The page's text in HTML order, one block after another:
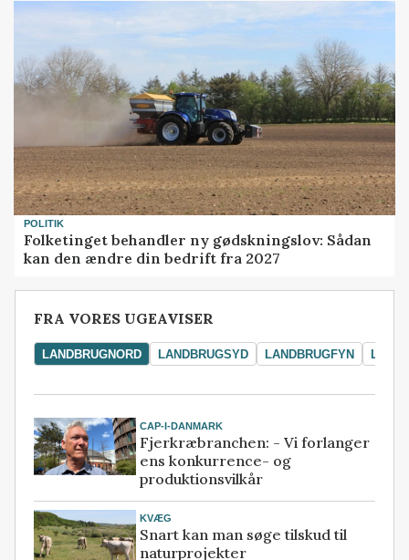
POLITIK
Folketinget behandler ny gødskningslov: Sådan
kan den ændre din bedrift fra 2027
FRA VORES UGEAVISER
LANDBRUGNORD LANDBRUGSYD LANDBRUGFYN
CAP-I-DANMARK
Fjerkræbranchen: - Vi forlanger
ens konkurrence- og
produktionsvilkår
KVÆG
Snart kan man søge tilskud til
naturprojekter